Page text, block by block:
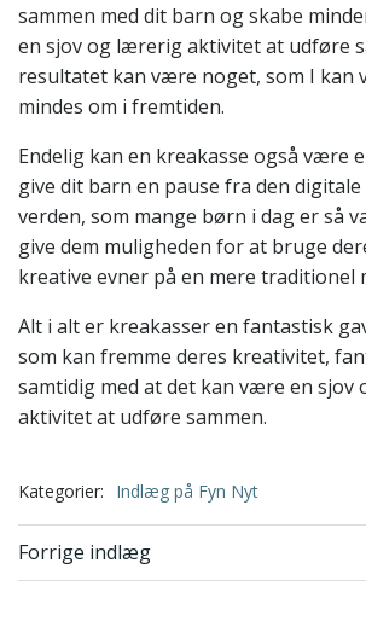
sammen med dit barn og skabe
en sjov og lærerig aktivitet at udføre
resultatet kan være noget, som I kan
mindes om i fremtiden.
Endelig kan en kreakasse også være
give dit barn en pause fra den
verden, som mange børn i dag er så
give dem muligheden for at bruge
kreative evner på en mere traditionel
Alt i alt er kreakasser en fantastisk
som kan fremme deres kreativitet,
samtidig med at det kan være en
aktivitet at udføre sammen.
Kategorier: Indlæg på Fyn Nyt
Forrige indlæg